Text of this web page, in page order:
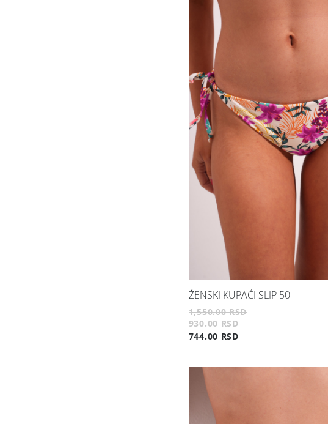
ŽENSKI KUPAĆI SLIP 50
1,550.00 RSD
930.00 RSD
744.00 RSD